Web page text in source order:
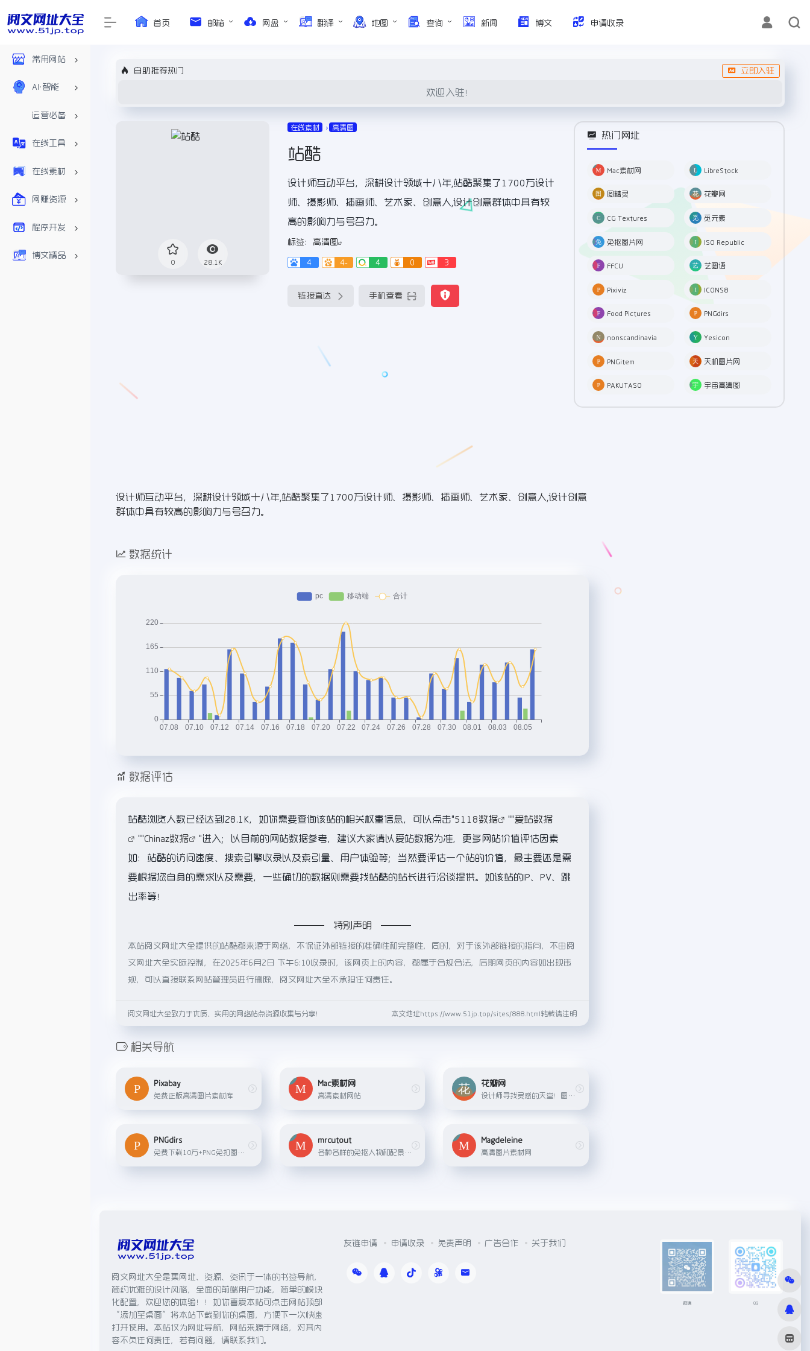
常用网站
AI•智能
运营必备
在线工具
在线素材
网赚资源
程序开发
博文精品
首页 邮箱 网盘 翻译 地图 查询 新闻 博文 申请收录
自助推荐热门 立即入驻
欢迎入驻！
0 28.1K
在线素材 高清图
站酷
设计师互动平台，深耕设计领域十八年,站酷聚集了1700万设计
师、摄影师、插画师、艺术家、创意人,设计创意群体中具有较
高的影响力与号召力。
标签： 高清图
4 4- 4 0 3
链接直达 手机查看
热门网址
Mac素材网 LibreStock
图精灵 花瓣网
CG Textures 觅元素
免抠图片网 ISO Republic
FFCU 艺图语
Pixiviz ICONS8
Food Pictures PNGdirs
nonscandinavia Yesicon
PNGitem 天机图片网
PAKUTASO 宇宙高清图
设计师互动平台，深耕设计领域十八年,站酷聚集了1700万设计师、摄影师、插画师、艺术家、创意人,设计创意
群体中具有较高的影响力与号召力。
数据统计
数据评估
站酷浏览人数已经达到28.1K，如你需要查询该站的相关权重信息，可以点击"5118数据 ""爱站数据
""Chinaz数据
"进入；以目前的网站数据参考，建议大家请以爱站数据为准，更多网站价值评估因素
如：站酷的访问速度、搜索引擎收录以及索引量、用户体验等；当然要评估一个站的价值，最主要还是需
要根据您自身的需求以及需要，一些确切的数据则需要找站酷的站长进行洽谈提供。如该站的IP、PV、跳
出率等！
特别声明
本站阅文网址大全提供的站酷都来源于网络，不保证外部链接的准确性和完整性，同时，对于该外部链接的指向，不由阅
文网址大全实际控制，在2025年6月2日 下午6:10收录时，该网页上的内容，都属于合规合法，后期网页的内容如出现违
规，可以直接联系网站管理员进行删除，阅文网址大全不承担任何责任。
阅文网址大全致力于优质、实用的网络站点资源收集与分享！ 本文地址https://www.51jp.top/sites/888.html转载请注明
相关导航
Pixabay
免费正版高清图片素材库
Mac素材网
高清素材网站
花瓣网
设计师寻找灵感的天堂！图片素材领导者
PNGdirs
免费下载10万+PNG免扣图片素材，透明背景图片，无需抠图
mrcutout
各种各样的免抠人物和配景素材
Magdeleine
高清图片素材网
阅文网址大全是集网址、资源、资讯于一体的书签导航，
简约优雅的设计风格，全面的前端用户功能，简单的模块
化配置，欢迎您的体验！！如你喜爱本站可点击网站顶部
“添加至桌面”将本站下载到你的桌面，方便下一次快速
打开使用。本站仅为网址导航，网站来源于网络，对其内
容不负任何责任，若有问题，请联系我们。
友链申请 申请收录 免责声明 广告合作 关于我们
微信 QQ